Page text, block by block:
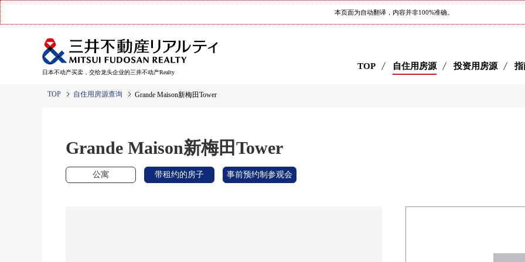
本页面为自动翻译，内容并非100%准确。
日本不动产买卖，交给龙头企业的三井不动产Realty
TOP 自住用房源 投资用房源 指
TOP 自住用房源查询 Grande Maison新梅田Tower
Grande Maison新梅田Tower
公寓 带租约的房子 事前预约制参观会